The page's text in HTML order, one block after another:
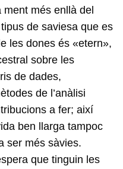
més enllà del
de saviesa que es
les dones és «etern»,
sobre les
de dades,
de l’anàlisi
a fer; així
ben llarga tampoc
ser més sàvies.
que tinguin les